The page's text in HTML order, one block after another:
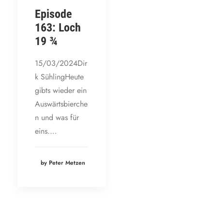
Episode
163: Loch
19 ¾
15/03/2024Dir
k SühlingHeute
gibts wieder ein
Auswärtsbierche
n und was für
eins.…
by Peter Metzen